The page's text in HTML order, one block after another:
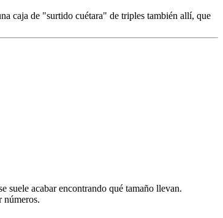
caja de "surtido cuétara" de triples también allí, que
suele acabar encontrando qué tamaño llevan.
números.